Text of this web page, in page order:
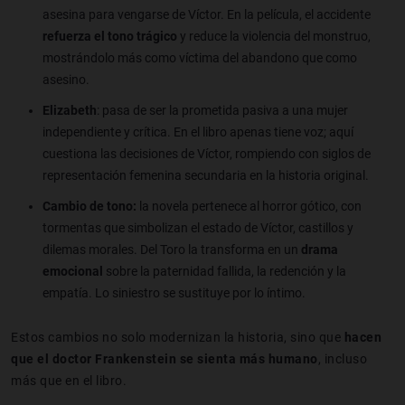
asesina para vengarse de Víctor. En la película, el accidente
refuerza el tono trágico y reduce la violencia del monstruo,
mostrándolo más como víctima del abandono que como
asesino.
Elizabeth: pasa de ser la prometida pasiva a una mujer
independiente y crítica. En el libro apenas tiene voz; aquí
cuestiona las decisiones de Víctor, rompiendo con siglos de
representación femenina secundaria en la historia original.
Cambio de tono: la novela pertenece al horror gótico, con
tormentas que simbolizan el estado de Víctor, castillos y
dilemas morales. Del Toro la transforma en un drama
emocional sobre la paternidad fallida, la redención y la
empatía. Lo siniestro se sustituye por lo íntimo.
Estos cambios no solo modernizan la historia, sino que hacen
que el doctor Frankenstein se sienta más humano , incluso
más que en el libro.